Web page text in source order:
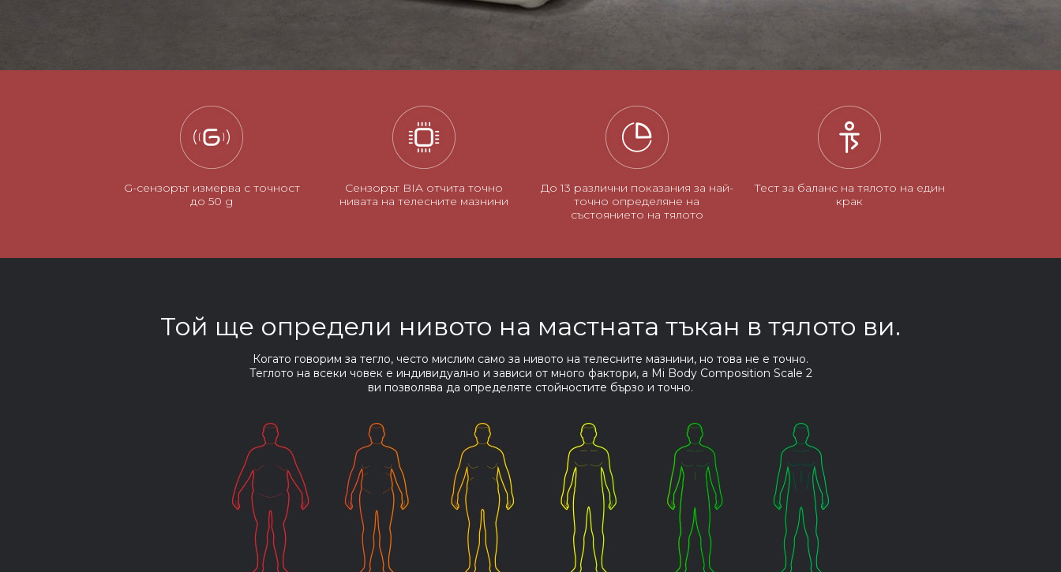
G-сензорът измерва с точност
до 50 g
Сензорът BIA отчита точно
нивата на телесните мазнини
До 13 различни показания за най-
точно определяне на
състоянието на тялото
Тест за баланс на тялото на един
крак
Той ще определи нивото на мастната тъкан в тялото ви.
Когато говорим за тегло, често мислим само за нивото на телесните мазнини, но това не е точно.
Теглото на всеки човек е индивидуално и зависи от много фактори, а Mi Body Composition Scale 2
ви позволява да определяте стойностите бързо и точно.